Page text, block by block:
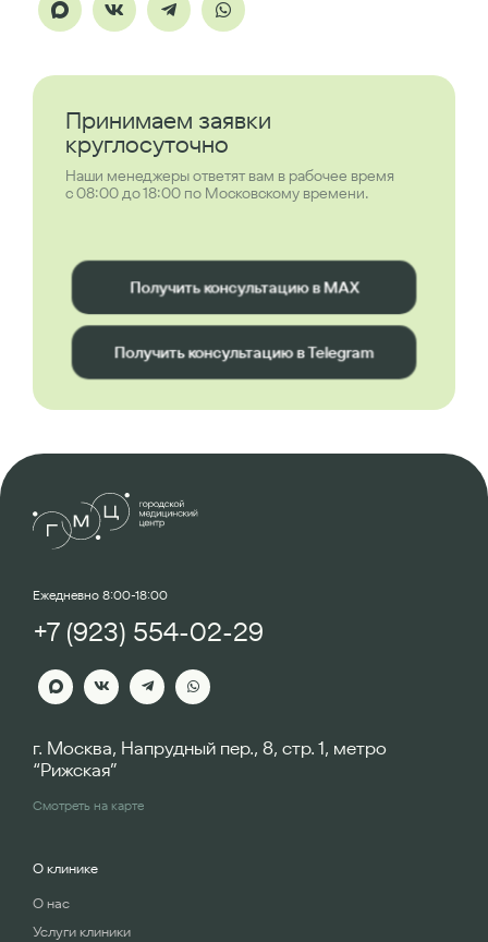
Принимаем заявки
круглосуточно
Наши менеджеры ответят вам в рабочее время
с 08:00 до 18:00 по Московскому времени.
Получить консультацию в MAX
Получить консультацию в Telegram
Ежедневно 8:00-18:00
+7 (923) 554-02-29
г. Москва, Напрудный пер., 8, стр. 1, метро
“Рижская”
Смотреть на карте
О клинике
О нас
Услуги клиники